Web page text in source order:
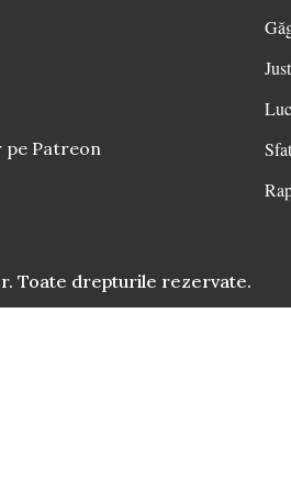
pe Patreon
Toate drepturile rezervate.